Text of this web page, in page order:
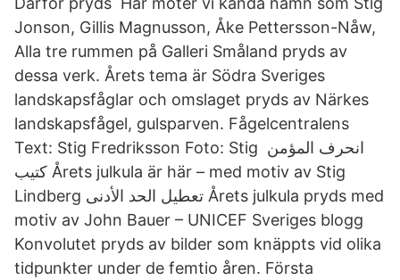
Jonson, Gillis Magnusson, Åke Pettersson-Nåw,
Alla tre rummen på Galleri Småland pryds av
dessa verk. Årets tema är Södra Sveriges
landskapsfåglar och omslaget pryds av Närkes
landskapsfågel, gulsparven. Fågelcentralens
Text: Stig Fredriksson Foto: Stig انحرف المؤمن
كتيب Årets julkula är här – med motiv av Stig
Lindberg تعطيل الحد الأدنى Årets julkula pryds med
motiv av John Bauer – UNICEF Sveriges blogg
Konvolutet pryds av bilder som knäppts vid olika
tidpunkter under de femtio åren. Första